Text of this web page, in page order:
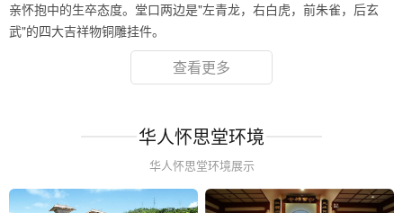
亲怀抱中的生卒态度。堂口两边是"左青龙，右白虎，前朱雀，后玄
武"的四大吉祥物铜雕挂件。
查看更多
华人怀思堂环境
华人怀思堂环境展示